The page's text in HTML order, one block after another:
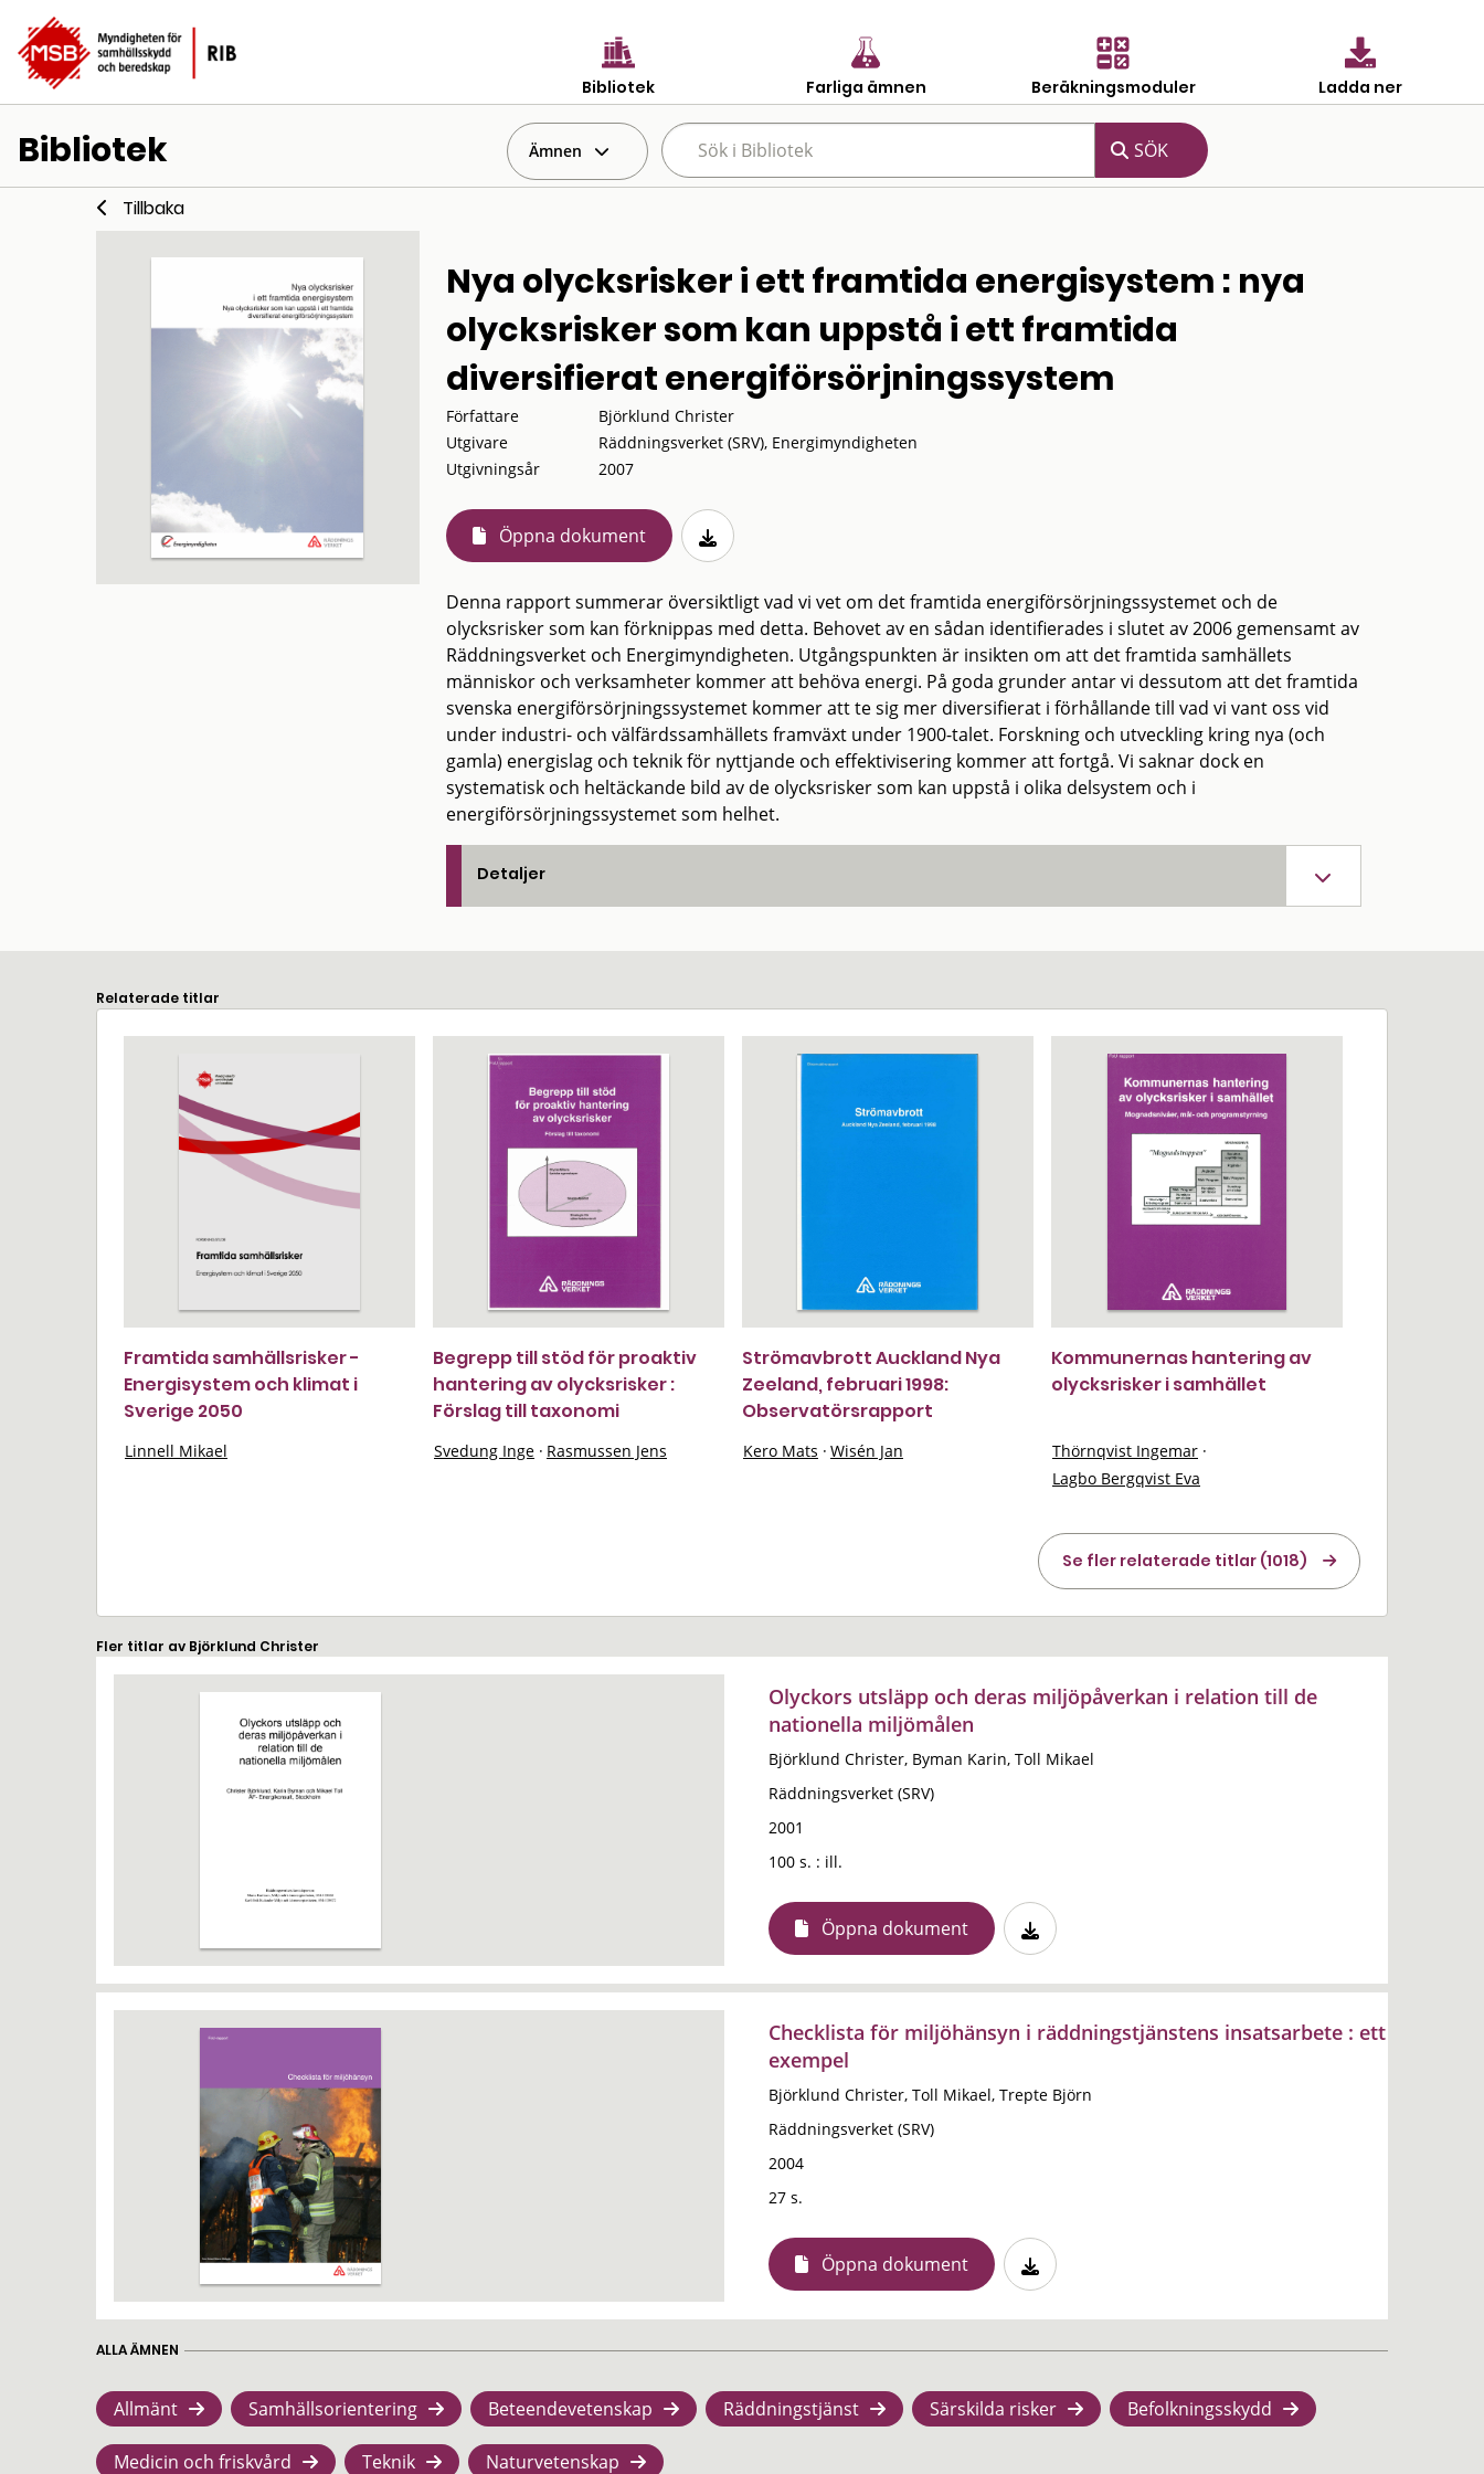
Bibliotek Farliga ämnen Beräkningsmoduler Ladda ner
Bibliotek Ämnen
Tillbaka
Nya olycksrisker i ett framtida energisystem : nya
olycksrisker som kan uppstå i ett framtida
diversifierat energiförsörjningssystem
Författare
Björklund Christer
Utgivare
Räddningsverket (SRV), Energimyndigheten
Utgivningsår
2007
Öppna dokument
Denna rapport summerar översiktligt vad vi vet om det framtida energiförsörjningssystemet och de
olycksrisker som kan förknippas med detta. Behovet av en sådan identifierades i slutet av 2006 gemensamt av
Räddningsverket och Energimyndigheten. Utgångspunkten är insikten om att det framtida samhällets
människor och verksamheter kommer att behöva energi. På goda grunder antar vi dessutom att det framtida
svenska energiförsörjningssystemet kommer att te sig mer diversifierat i förhållande till vad vi vant oss vid
under industri- och välfärdssamhällets framväxt under 1900-talet. Forskning och utveckling kring nya (och
gamla) energislag och teknik för nyttjande och effektivisering kommer att fortgå. Vi saknar dock en
systematisk och heltäckande bild av de olycksrisker som kan uppstå i olika delsystem och i
energiförsörjningssystemet som helhet.
Detaljer
Relaterade titlar
Framtida samhällsrisker -
Energisystem och klimat i
Sverige 2050
Linnell Mikael
Begrepp till stöd för proaktiv
hantering av olycksrisker :
Förslag till taxonomi
Svedung Inge · Rasmussen Jens
Strömavbrott Auckland Nya
Zeeland, februari 1998:
Observatörsrapport
Kero Mats · Wisén Jan
Kommunernas hantering av
olycksrisker i samhället
Thörnqvist Ingemar ·
Lagbo Bergqvist Eva
Se fler relaterade titlar (1018)
Fler titlar av Björklund Christer
Olyckors utsläpp och deras miljöpåverkan i relation till de
nationella miljömålen
Björklund Christer, Byman Karin, Toll Mikael
Räddningsverket (SRV)
2001
100 s. : ill.
Öppna dokument
Checklista för miljöhänsyn i räddningstjänstens insatsarbete : ett
exempel
Björklund Christer, Toll Mikael, Trepte Björn
Räddningsverket (SRV)
2004
27 s.
Öppna dokument
ALLA ÄMNEN
Allmänt Samhällsorientering Beteendevetenskap Räddningstjänst Särskilda risker Befolkningsskydd
Medicin och friskvård Teknik Naturvetenskap